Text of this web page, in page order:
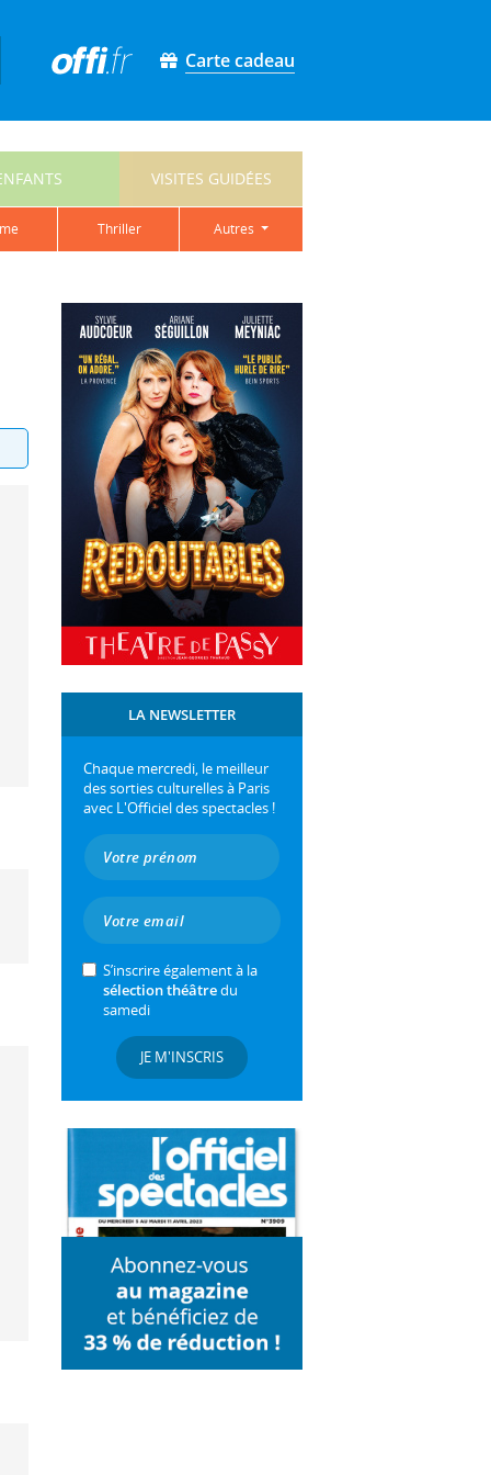
Carte cadeau
VISITES GUIDÉES
thriller autres
LA NEWSLETTER
Chaque mercredi, le meilleur
des sorties culturelles à Paris
avec L'Officiel des spectacles !
S’inscrire également à la
sélection théâtredu
samedi
JE M'INSCRIS